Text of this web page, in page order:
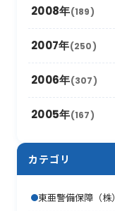
2017年2月
2016年4月
2016年3月
2016年2月
2015年5月
2015年4月
2015年3月
2015年2月
2014年6月
2014年5月
2014年4月
2014年3月
2014年1月
2013年7月
2013年6月
2013年5月
2013年4月
2013年2月
2013年1月
2012年7月
2012年6月
2012年5月
2012年4月
2012年2月
2011年9月
2011年7月
2011年6月
2011年5月
2011年4月
2011年3月
2010年11月
2010年10月
2010年9月
2010年7月
2010年6月
2009年12月
2009年11月
2009年10月
2009年9月
2009年7月
2008年(189)
2008年12月
2008年11月
2008年10月
2008年8月
2008年7月
2007年(250)
2007年12月
2007年11月
2007年9月
2007年8月
2006年(307)
2006年12月
2006年11月
2006年9月
2005年(167)
2005年12月
2005年11月
2005年10月
カテゴリ
東亜警備保障（株）